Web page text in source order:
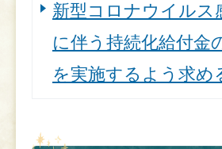
新型コロナウイルス
に伴う持続化給付金
を実施するよう求め